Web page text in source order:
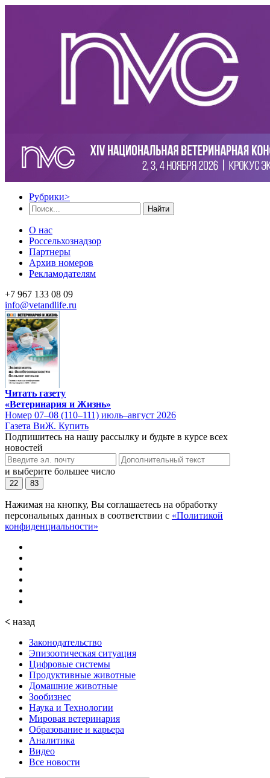
Рубрики>
Найти
О нас
Россельхознадзор
Партнеры
Архив номеров
Рекламодателям
+7 967 133 08 09
info@vetandlife.ru
Читать газету
«Ветеринария и Жизнь»
Номер 07–08 (110–111) июль–август 2026
Газета ВиЖ. Купить
Подпишитесь на нашу рассылку и будьте в курсе всех
новостей
и выберите большее число
22 83
Нажимая на кнопку, Вы соглашаетесь на обработку
персональных данных в соответствии с «Политикой
конфиденциальности»
< назад
Законодательство
Эпизоотическая ситуация
Цифровые системы
Продуктивные животные
Домашние животные
Зообизнес
Наука и Технологии
Мировая ветеринария
Образование и карьера
Аналитика
Видео
Все новости